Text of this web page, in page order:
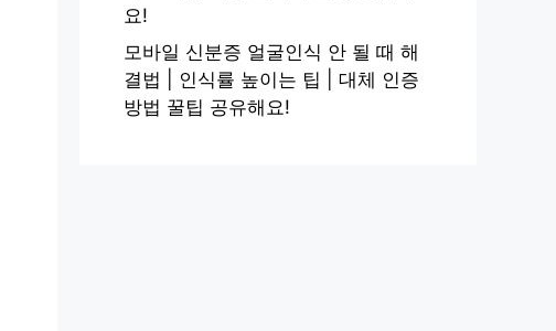
요!
모바일 신분증 얼굴인식 안 될 때 해
결법 | 인식률 높이는 팁 | 대체 인증
방법 꿀팁 공유해요!